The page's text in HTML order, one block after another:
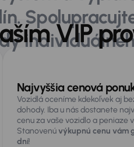
VIP
Najvyššia cenová
Vozidlá oceníme kdekoľvek aj
dohody. Iba u nás dostanete
cenu za vaše vozidlo a peniaze
Stanovenúvýkupnú cenu vám
dní!